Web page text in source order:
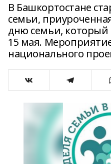
В Башкортостане
семьи,
дню семьи,
15 мая.
национального